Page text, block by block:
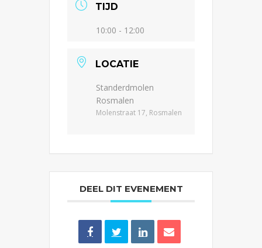
TIJD
10:00 - 12:00
LOCATIE
Standerdmolen
Rosmalen
Molenstraat 17, Rosmalen
DEEL DIT EVENEMENT